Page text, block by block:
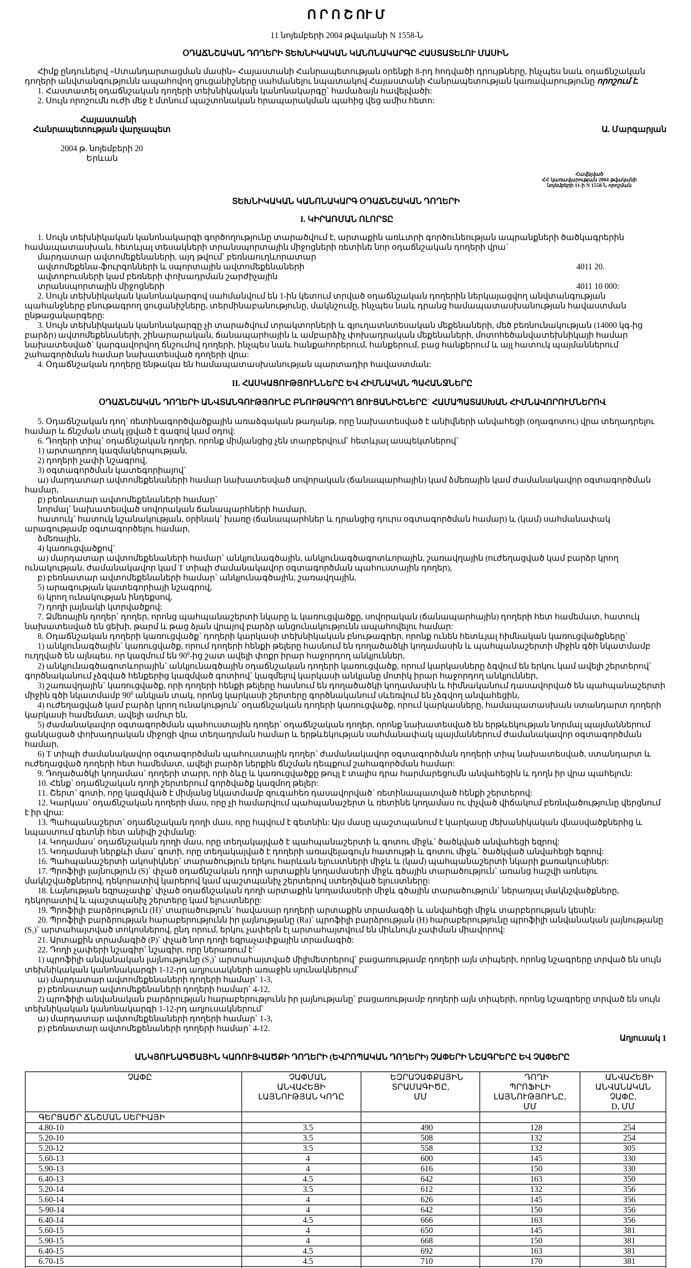
Ո Ր Ո Շ ՈՒ Մ
11 նոյեմբերի 2004 թվականի N 1558-Ն
ՕԴԱՃՆՇԱԿԱՆ ԴՈՂԵՐԻ ՏԵԽՆԻԿԱԿԱՆ ԿԱՆՈՆԱԿԱՐԳԸ ՀԱՍՏԱՏԵԼՈՒ ՄԱՍԻՆ
Հիմք ընդունելով «Ստանդարտացման մասին» Հայաստանի Հանրապետության օրենքի 8-րդ հոդվածի դրույթները, ինչպես նաև օդաճնշական
դողերի անվտանգությունն ապահովող ցուցանիշները սահմանելու նպատակով Հայաստանի Հանրապետության կառավարությունը որոշում է.
1. Հաստատել օդաճնշական դողերի տեխնիկական կանոնակարգը` համաձայն հավելվածի:
2. Սույն որոշումն ուժի մեջ է մտնում պաշտոնական հրապարակման պահից վեց ամիս հետո:
Հայաստանի
Հանրապետության վարչապետ
Ա. Մարգարյան
2004 թ. նոյեմբերի 20
Երևան
Հավելված
ՀՀ կառավարության 2004 թվականի
նոյեմբերի 11-ի N 1558-Ն որոշման
ՏԵԽՆԻԿԱԿԱՆ ԿԱՆՈՆԱԿԱՐԳ ՕԴԱՃՆՇԱԿԱՆ ԴՈՂԵՐԻ
I. ԿԻՐԱՌՄԱՆ ՈԼՈՐՏԸ
1. Սույն տեխնիկական կանոնակարգի գործողությունը տարածվում է, արտաքին առևտրի գործունեության ապրանքների ծածկագրերին
համապատասխան, հետևյալ տեսակների տրանսպորտային միջոցների ռետինե նոր օդաճնշական դողերի վրա`
մարդատար ավտոմեքենաների, այդ թվում` բեռնաուղևորատար
ավտոմեքենա-ֆուրգոնների և սպորտային ավտոմեքենաների
4011 20.
ավտոբուսների կամ բեռների փոխադրման շարժիչային
տրանսպորտային միջոցների
4011 10 000:
2. Սույն տեխնիկական կանոնակարգով սահմանվում են 1-ին կետում տրված օդաճնշական դողերին ներկայացվող անվտանգության
պահանջները բնութագրող ցուցանիշները, տերմինաբանությունը, մակնշումը, ինչպես նաև դրանց համապատասխանության հավաստման
ընթացակարգերը:
3. Սույն տեխնիկական կանոնակարգը չի տարածվում տրակտորների և գյուղատնտեսական մեքենաների, մեծ բեռնունակության (14000 կգ-ից
բարձր) ավտոմեքենաների, շինարարական, ճանապարհային և ամբարձիչ փոխադրական մեքենաների, մոտոհեծանվատեխնիկայի համար
նախատեսված` կարգավորվող ճնշումով դողերի, ինչպես նաև հանքահորերում, հանքերում, բաց հանքերում և այլ հատուկ պայմաններում
շահագործման համար նախատեսված դողերի վրա:
4. Օդաճնշական դողերը ենթակա են համապատասխանության պարտադիր հավաստման:
II. ՀԱՍԿԱՑՈՒԹՅՈՒՆՆԵՐԸ ԵՎ ՀԻՄՆԱԿԱՆ ՊԱՀԱՆՋՆԵՐԸ
ՕԴԱՃՆՇԱԿԱՆ ԴՈՂԵՐԻ ԱՆՎՏԱՆԳՈՒԹՅՈՒՆԸ ԲՆՈՒԹԱԳՐՈՂ ՑՈՒՑԱՆԻՇՆԵՐԸ` ՀԱՄԱՊԱՏԱՍԽԱՆ ՀԻՄՆԱՎՈՐՈՒՄՆԵՐՈՎ
5. Օդաճնշական դող` ռետինագործվածքային առաձգական թաղանթ, որը նախատեսված է անիվների անվահեցի (օղագոտու) վրա տեղադրելու
համար և ճնշման տակ լցված է գազով կամ օդով:
6. Դողերի տիպ` օդաճնշական դողեր, որոնք միմյանցից չեն տարբերվում` հետևյալ ասպեկտներով`
1) արտադրող կազմակերպության,
2) դողերի չափի նշագրով,
3) օգտագործման կատեգորիայով`
ա) մարդատար ավտոմեքենաների համար նախատեսված սովորական (ճանապարհային) կամ ձմեռային կամ ժամանակավոր օգտագործման
համար,
բ) բեռնատար ավտոմեքենաների համար`
նորմալ` նախատեսված սովորական ճանապարհների համար,
հատուկ` հատուկ նշանակության, օրինակ` խառը (ճանապարհներ և դրանցից դուրս օգտագործման համար) և (կամ) սահմանափակ
արագությամբ օգտագործելու համար,
ձմեռային,
4) կառուցվածքով`
ա) մարդատար ավտոմեքենաների համար` անկյունագծային, անկյունագծագոտևորային, շառավղային (ուժեղացված կամ բարձր կրող
ունակության, ժամանակավոր կամ T տիպի ժամանակավոր օգտագործման պահուստային դողեր),
բ) բեռնատար ավտոմեքենաների համար` անկյունագծային, շառավղային,
5) արագության կատեգորիայի նշագրով,
6) կրող ունակության ինդեքսով,
7) դողի լայնակի կտրվածքով:
7. Ձմեռային դողեր` դողեր, որոնց պահպանաշերտի նկարը և կառուցվածքը, սովորական (ճանապարհային) դողերի հետ համեմատ, հատուկ
նախատեսված են ցեխի, թարմ և թաց ձյան վրայով բարձր անցունակությունն ապահովելու համար:
8. Օդաճնշական դողերի կառուցվածք` դողերի կարկասի տեխնիկական բնութագրեր, որոնք ունեն հետևյալ հիմնական կառուցվածքները`
1) անկյունագծային` կառուցվածք, որում դողերի հենքի թելերը հասնում են դողածածկի կողամասին և պահպանաշերտի միջին գծի նկատմամբ
ուղղված են այնպես, որ կազմում են 900-ից շատ ավելի փոքր իրար հաջորդող անկյուններ,
2) անկյունագծագոտևորային` անկյունագծային օդաճնշական դողերի կառուցվածք, որում կարկասները ձգվում են երկու կամ ավելի շերտերով`
գործնականում չձգված հենքերից կազմված գոտիով` կազմելով կարկասի անկյանը մոտիկ իրար հաջորդող անկյուններ,
3) շառավղային` կառուցվածք, որի դողերի հենքի թելերը հասնում են դողածածկի կողամասին և հիմնականում դասավորված են պահպանաշերտի
միջին գծի նկատմամբ 900 անկյան տակ, որոնց կարկասի շերտերը գործնականում սևեռվում են չձգվող անվահեցին,
4) ուժեղացված կամ բարձր կրող ունակություն` օդաճնշական դողերի կառուցվածք, որում կարկասները, համապատասխան ստանդարտ դողերի
կարկասի համեմատ, ավելի ամուր են,
5) ժամանակավոր օգտագործման պահուստային դողեր` օդաճնշական դողեր, որոնք նախատեսված են երթևեկության նորմալ պայմաններում
ցանկացած փոխադրական միջոցի վրա տեղադրման համար և երթևեկության սահմանափակ պայմաններում ժամանակավոր օգտագործման
համար,
6) T տիպի ժամանակավոր օգտագործման պահուստային դողեր` ժամանակավոր օգտագործման դողերի տիպ նախատեսված, ստանդարտ և
ուժեղացված դողերի հետ համեմատ, ավելի բարձր ներքին ճնշման դեպքում շահագործման համար:
9. Դողածածկի կողամաս` դողերի տարր, որի ձևը և կառուցվածքը թույլ է տալիս դրա հարմարեցումն անվահեցին և դողն իր վրա պահելուն:
10. Հենք` օդաճնշական դողի շերտերում գործվածք կազմող թելեր:
11. Շերտ` գոտի, որը կազմված է միմյանց նկատմամբ զուգահեռ դասավորված` ռետինապատված հենքի շերտերով:
12. Կարկաս` օդաճնշական դողերի մաս, որը չի համարվում պահպանաշերտ և ռետինե կողամաս ու փչված վիճակում բեռնվածությունը վերցնում
է իր վրա:
13. Պահպանաշերտ` օդաճնշական դողի մաս, որը հպվում է գետնին: Այս մասը պաշտպանում է կարկասը մեխանիկական վնասվածքներից և
նպաստում գետնի հետ անիվի շփմանը:
14. Կողամաս` օդաճնշական դողի մաս, որը տեղակայված է պահպանաշերտի և գոտու միջև` ծածկված անվահեցի եզրով:
15. Կողամասի ներքևի մաս` գոտի, որը տեղակայված է դողերի առավելագույն հատույթի և գոտու միջև` ծածկված անվահեցի եզրով:
16. Պահպանաշերտի ակոսիկներ` տարածություն երկու հարևան ելուստների միջև և (կամ) պահպանաշերտի նկարի քառակուսիներ:
17. Պրոֆիլի լայնություն (S)` փչած օդաճնշական դողի արտաքին կողամասերի միջև գծային տարածություն` առանց հաշվի առնելու
մակնշվածքներով, դեկորատիվ կարերով կամ պաշտպանիչ շերտերով ստեղծված ելուստները:
18. Լայնության եզրաչափք` փչած օդաճնշական դողի արտաքին կողամասերի միջև գծային տարածություն` ներառյալ մակնշվածքները,
դեկորատիվ և պաշտպանիչ շերտերը կամ ելուստները:
19. Պրոֆիլի բարձրություն (H)` տարածություն` հավասար դողերի արտաքին տրամագծի և անվահեցի միջև տարբերության կեսին:
20. Պրոֆիլի բարձրության հարաբերությունն իր լայնությանը (Ra)` պրոֆիլի բարձրության (H) հարաբերությունը պրոֆիլի անվանական լայնությանը
(S1)` արտահայտված տոկոսներով, ընդ որում, երկու չափերն էլ արտահայտվում են միևնույն չափման միավորով:
21. Արտաքին տրամագիծ (P)` փչած նոր դողի եզրաչափքային տրամագիծ:
22. Դողի չափերի նշագիր` նշագիր, որը ներառում է`
1) պրոֆիլի անվանական լայնությունը (S1)` արտահայտված միլիմետրերով` բացառությամբ դողերի այն տիպերի, որոնց նշագրերը տրված են սույն
տեխնիկական կանոնակարգի 1-12-րդ աղյուսակների առաջին սյունակներում`
ա) մարդատար ավտոմեքենաների դողերի համար` 1-3,
բ) բեռնատար ավտոմեքենաների դողերի համար` 4-12,
2) պրոֆիլի անվանական բարձրության հարաբերությունն իր լայնությանը` բացառությամբ դողերի այն տիպերի, որոնց նշագրերը տրված են սույն
տեխնիկական կանոնակարգի 1-12-րդ աղյուսակներում`
ա) մարդատար ավտոմեքենաների դողերի համար` 1-3,
բ) բեռնատար ավտոմեքենաների դողերի համար` 4-12.
Աղյուսակ 1
ԱՆԿՅՈՒՆԱԳԾԱՅԻՆ ԿԱՌՈՒՑՎԱԾՔԻ ԴՈՂԵՐԻ (ԵՎՐՈՊԱԿԱՆ ԴՈՂԵՐԻ) ՉԱՓԵՐԻ ՆՇԱԳՐԵՐԸ ԵՎ ՉԱՓԵՐԸ
ՉԱՓԸ
ՉԱՓՄԱՆ
ԱՆՎԱՀԵՑԻ
ԼԱՅՆՈՒԹՅԱՆ ԿՈԴԸ
ԵԶՐԱՉԱՓՔԱՅԻՆ
ՏՐԱՄԱԳԻԾԸ,
ՄՄ
ԴՈՂԻ
ՊՐՈՖԻԼԻ
ԼԱՅՆՈՒԹՅՈՒՆԸ,
ՄՄ
ԱՆՎԱՀԵՑԻ
ԱՆՎԱՆԱԿԱՆ
ՉԱՓԸ,
D, ՄՄ
ԳԵՐՑԱԾՐ ՃՆՇՄԱՆ ՍԵՐԻԱՅԻ
4.80-10
3.5 490 128
254
5.20-10
3.5 508 132
254
5.20-12
3.5 558 132
305
5.60-13
4 600 145
330
5.90-13
4 616 150
330
6.40-13
4.5 642 163
350
5.20-14
3.5 612 132
356
5.60-14
4 626 145
356
5-90-14
4 642 150
356
6.40-14
4.5 666 163
356
5.60-15
4 650 145
381
5.90-15
4 668 150
381
6.40-15
4.5 692 163
381
6.70-15
4.5 710 170
381